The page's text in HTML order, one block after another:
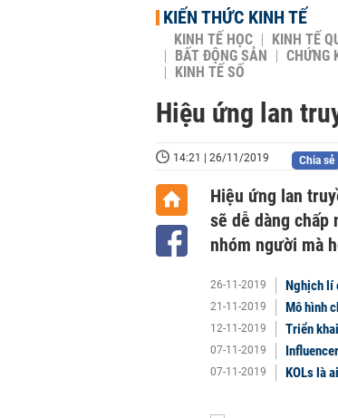
KIẾN THỨC KINH TẾ
KINH TẾ HỌC KINH TẾ
BẤT ĐỘNG SẢN
CHỨNG
KINH TẾ SỐ
Hiệu ứng lan
14:21 | 26/11/2019 Chia sẻ
Hiệu ứng lan
sẽ dễ dàng chấp
nhóm người mà
26-11-2019 Nghịch lí
21-11-2019 Mô hình
12-11-2019 Triển
07-11-2019
07-11-2019 KOLs là